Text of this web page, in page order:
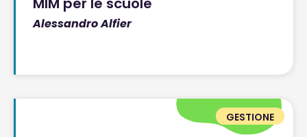
Alessandro Alfier
GESTIONE